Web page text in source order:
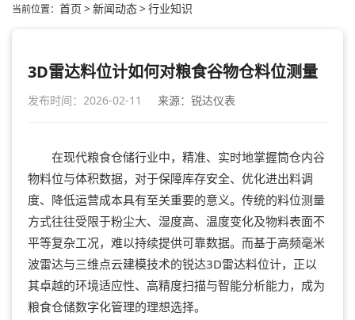
当前位置： 首页 >新闻动态>行业知识
3D雷达料位计如何对粮食谷物仓料位测量
发布时间：2026-02-11 来源：锐达仪表
在现代粮食仓储行业中，精准、实时地掌握筒仓内谷
物料位与体积数据，对于保障库存安全、优化进出料调
度、降低运营成本具有至关重要的意义。传统的料位测量
方式往往受限于粉尘大、湿度高、温度变化及物料表面不
平等复杂工况，难以持续提供可靠数据。而基于高频毫米
波雷达与三维点云建模技术的锐达3D雷达料位计，正以
其卓越的环境适应性、高精度扫描与智能分析能力，成为
粮食仓储数字化管理的理想选择。